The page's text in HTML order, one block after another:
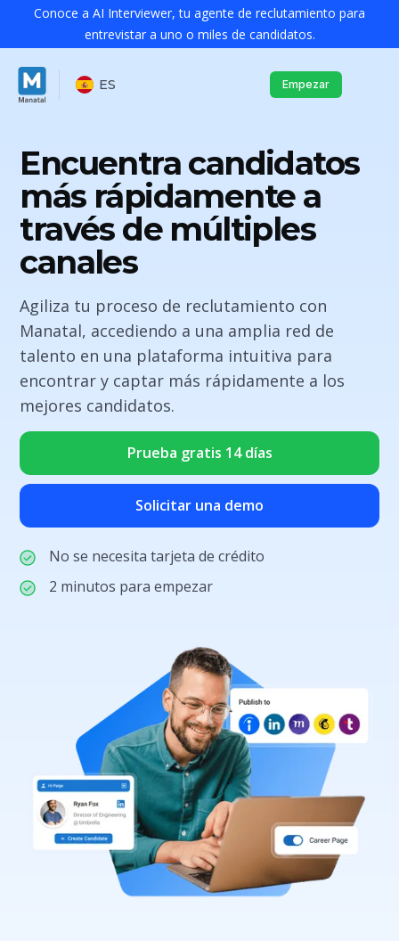
Conoce a AI Interviewer, tu agente de reclutamiento para
entrevistar a uno o miles de candidatos.
ES Empezar
Encuentra candidatos
más rápidamente a
través de múltiples
canales
Agiliza tu proceso de reclutamiento con
Manatal, accediendo a una amplia red de
talento en una plataforma intuitiva para
encontrar y captar más rápidamente a los
mejores candidatos.
Prueba gratis 14 días
Solicitar una demo
No se necesita tarjeta de crédito
2 minutos para empezar